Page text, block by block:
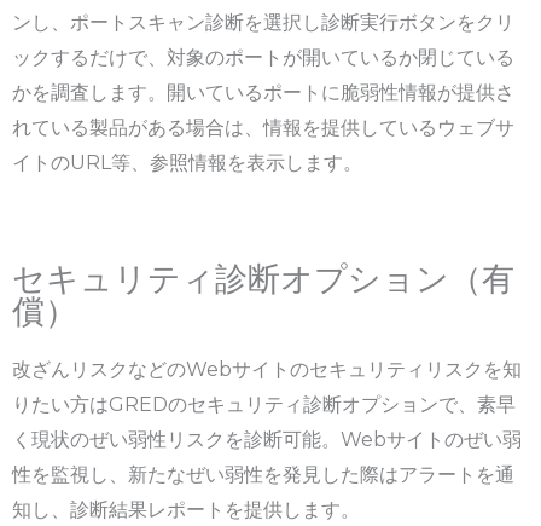
ンし、ポートスキャン診断を選択し診断実行ボタンをクリ
ックするだけで、対象のポートが開いているか閉じている
かを調査します。開いているポートに脆弱性情報が提供さ
れている製品がある場合は、情報を提供しているウェブサ
イトのURL等、参照情報を表示します。
セキュリティ診断オプション（有
償）
改ざんリスクなどのWebサイトのセキュリティリスクを知
りたい方はGREDのセキュリティ診断オプションで、素早
く現状のぜい弱性リスクを診断可能。Webサイトのぜい弱
性を監視し、新たなぜい弱性を発見した際はアラートを通
知し、診断結果レポートを提供します。